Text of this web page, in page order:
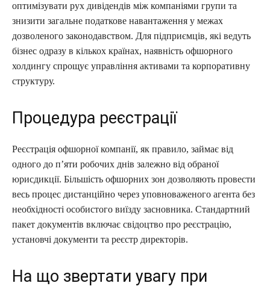
оптимізувати рух дивідендів між компаніями групи та
знизити загальне податкове навантаження у межах
дозволеного законодавством. Для підприємців, які ведуть
бізнес одразу в кількох країнах, наявність офшорного
холдингу спрощує управління активами та корпоративну
структуру.
Процедура реєстрації
Реєстрація офшорної компанії, як правило, займає від
одного до п’яти робочих днів залежно від обраної
юрисдикції. Більшість офшорних зон дозволяють провести
весь процес дистанційно через уповноваженого агента без
необхідності особистого виїзду засновника. Стандартний
пакет документів включає свідоцтво про реєстрацію,
установчі документи та реєстр директорів.
На що звертати увагу при